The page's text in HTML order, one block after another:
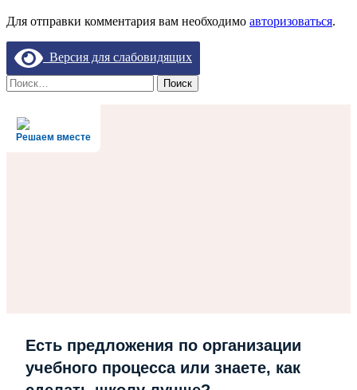
Для отправки комментария вам необходимо авторизоваться.
Версия для слабовидящих
Найти:
Решаем вместе
Есть предложения по организации
учебного процесса или знаете, как